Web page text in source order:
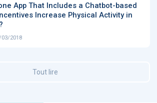
App That Includes a Chatbot-based
Increase Physical Activity in
03/2018
Tout lire